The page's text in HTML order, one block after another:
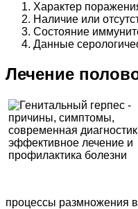
Характер
Наличие или
Состояние
Данные
Лечение
процессы размножения